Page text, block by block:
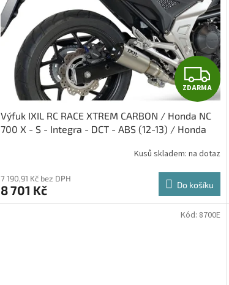
Z
D
A
R
M
A
ZDARMA
Výfuk IXIL RC RACE XTREM CARBON / Honda NC
700 X - S - Integra - DCT - ABS (12-13) / Honda
Kusů skladem: na dotaz
7 190,91 Kč bez DPH
8 701 Kč Do košíku
Kód: 8700E